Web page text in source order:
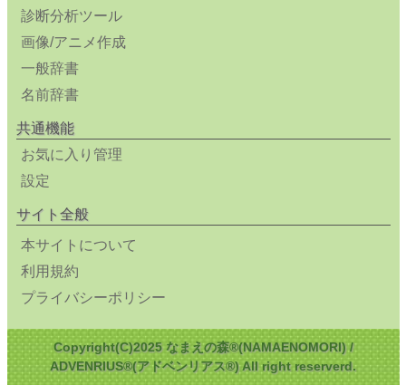
診断分析ツール
画像/アニメ作成
一般辞書
名前辞書
共通機能
お気に入り管理
設定
サイト全般
本サイトについて
利用規約
プライバシーポリシー
Copyright(C)2025 なまえの森®(NAMAENOMORI) /
ADVENRIUS®(アドベンリアス®) All right reserverd.